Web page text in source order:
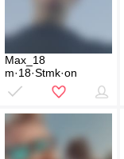
Max_18
m·18·Stmk·on